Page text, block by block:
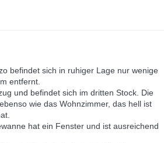
befindet sich in ruhiger Lage nur wenige
entfernt.
und befindet sich im dritten Stock. Die
wie das Wohnzimmer, das hell ist
hat ein Fenster und ist ausreichend